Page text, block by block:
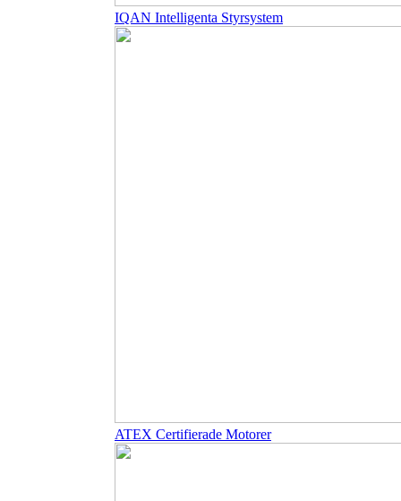
IQAN Intelligenta Styrsystem
ATEX Certifierade Motorer